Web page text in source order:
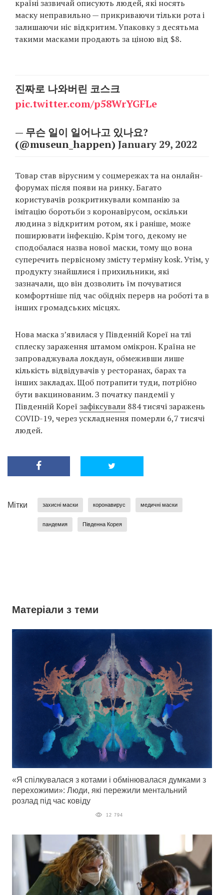
EN
RU
країні зазвичай описують людей, які носять
маску неправильно — прикриваючи тільки рота і
залишаючи ніс відкритим. Упаковку з десятьма
такими масками продають за ціною від $8.
진짜로 나와버린 코스크
pic.twitter.com/p58WrYGFLe
— 무슨 일이 일어나고 있나요?
(@museun_happen) January 29, 2022
Товар став вірусним у соцмережах та на онлайн-
форумах після появи на ринку. Багато
користувачів розкритикували компанію за
імітацію боротьби з коронавірусом, оскільки
людина з відкритим ротом, як і раніше, може
поширювати інфекцію. Крім того, декому не
сподобалася назва нової маски, тому що вона
суперечить первісному змісту терміну kosk. Утім, у
продукту знайшлися і прихильники, які
зазначали, що він дозволить їм почуватися
комфортніше під час обідніх перерв на роботі та в
інших громадських місцях.
Нова маска з’явилася у Південній Кореї на тлі
сплеску зараження штамом омікрон. Країна не
запроваджувала локдаун, обмеживши лише
кількість відвідувачів у ресторанах, барах та
інших закладах. Щоб потрапити туди, потрібно
бути вакцинованим. З початку пандемії у
Південній Кореї зафіксували 884 тисячі заражень
COVID-19, через ускладнення померли 6,7 тисячі
людей.
Мітки захисні маски коронавирус медичні маски
пандемия Південна Корея
Матеріали з теми
«Я спілкувалася з котами і обмінювалася думками з
перехожими»: Люди, які пережили ментальний
розлад під час ковіду
12 794